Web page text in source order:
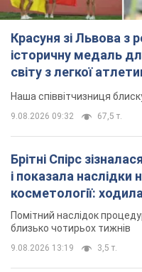
косметології:
Помітний наслідок
близько чотирьох тижнів
9.08.2026 13:19 3,5 т.
У 16–17 років могла
їсти: українська
Пономар розповіла
модельної кар’єри
Модель зізналася, які
колеги
9.08.2026 16:25 7,5 т.